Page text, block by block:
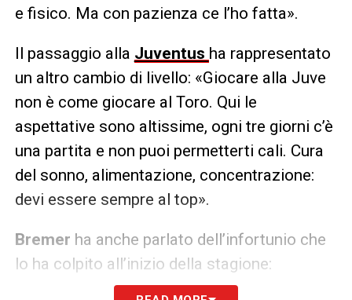
e fisico. Ma con pazienza ce l’ho fatta».
Il passaggio alla Juventus ha rappresentato
un altro cambio di livello: «Giocare alla Juve
non è come giocare al Toro. Qui le
aspettative sono altissime, ogni tre giorni c’è
una partita e non puoi permetterti cali. Cura
del sonno, alimentazione, concentrazione:
devi essere sempre al top».
Bremer ha anche parlato dell’infortunio che
lo ha colpito all’inizio della stagione:
«All’inizio ero frustrato, ma poi ho capito che